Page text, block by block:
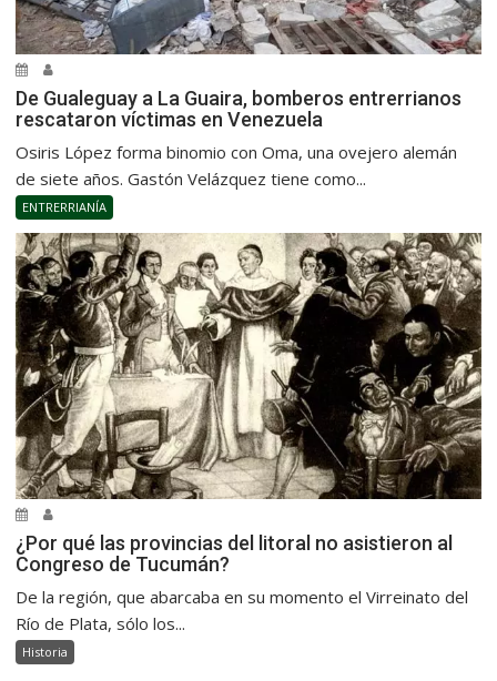
De Gualeguay a La Guaira, bomberos entrerrianos
rescataron víctimas en Venezuela
Osiris López forma binomio con Oma, una ovejero alemán
de siete años. Gastón Velázquez tiene como...
ENTRERRIANÍA
¿Por qué las provincias del litoral no asistieron al
Congreso de Tucumán?
De la región, que abarcaba en su momento el Virreinato del
Río de Plata, sólo los...
Historia